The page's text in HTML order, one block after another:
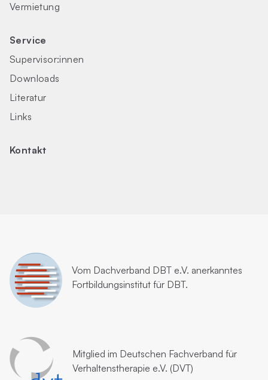
Vermietung
Service
Supervisor:innen
Downloads
Literatur
Links
Kontakt
Vom Dachverband DBT e.V. anerkanntes
Fortbildungsinstitut für DBT.
Mitglied im Deutschen Fachverband für
Verhaltenstherapie e.V. (DVT)